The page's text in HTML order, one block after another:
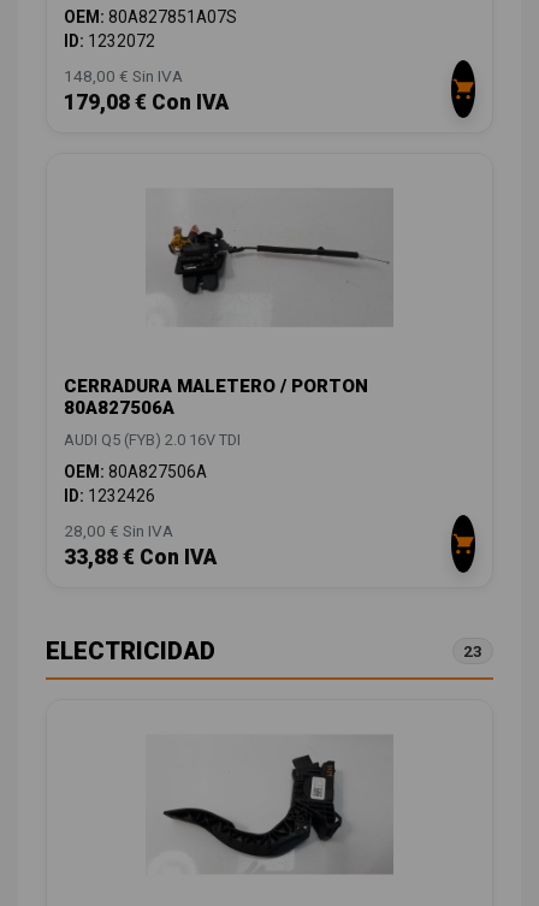
OEM: 80A827851A07S
ID: 1232072
148,00 € Sin IVA
179,08 € Con IVA
CERRADURA MALETERO / PORTON
80A827506A
AUDI Q5 (FYB) 2.0 16V TDI
OEM: 80A827506A
ID: 1232426
28,00 € Sin IVA
33,88 € Con IVA
ELECTRICIDAD 23